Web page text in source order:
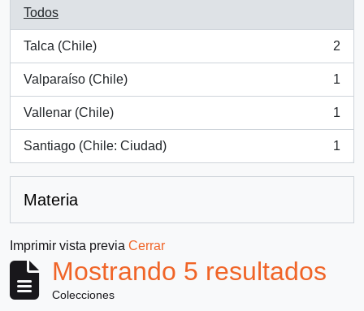
Todos
Talca (Chile)
, 2 resultados
2
Valparaíso (Chile)
, 1 resultados
1
Vallenar (Chile)
, 1 resultados
1
Santiago (Chile: Ciudad)
, 1 resultados
1
Materia
Imprimir vista previa Cerrar
Mostrando 5 resultados
Colecciones